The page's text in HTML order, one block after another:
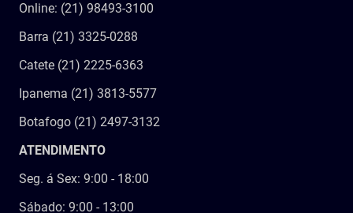
Online: (21) 98493-3100
Barra (21) 3325-0288
Catete (21) 2225-6363
Ipanema (21) 3813-5577
Botafogo (21) 2497-3132
ATENDIMENTO
Seg. á Sex: 9:00 - 18:00
Sábado: 9:00 - 13:00